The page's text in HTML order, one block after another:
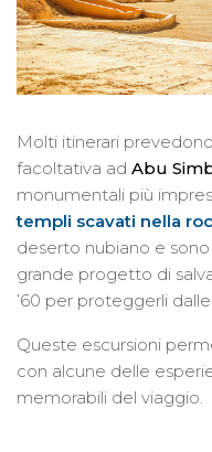
Molti itinerari
facoltativa ad Abu
monumentali più
templi scavati nella
deserto nubiano e
grande progetto di
’60 per proteggerli
Queste escursioni
con alcune delle
memorabili del viaggio.